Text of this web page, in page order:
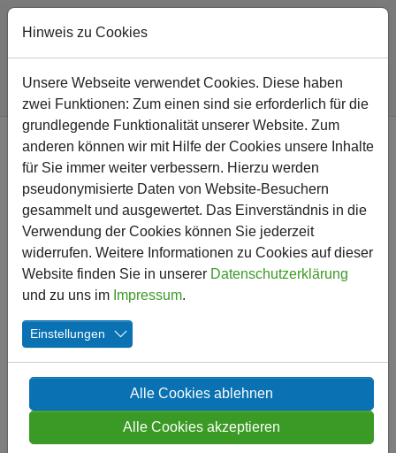
Zum Hauptinhalt springen
Sie sind hier:
Friedrich-Ebert-Schule Lernen und Leben
Projekte
Feuerwehrbesuch
Das Thema Feuer mit dem Besuch
der Feuerwehr Kamen
Wenn ich groß bin, arbeite ich bei der
Feuerwehr! Mehrere Wochen arbeiten wir im 3.
Hinweis zu Cookies
Unsere Webseite verwendet Cookies. Diese haben
zwei Funktionen: Zum einen sind sie erforderlich für die
grundlegende Funktionalität unserer Website. Zum
anderen können wir mit Hilfe der Cookies unsere Inhalte
für Sie immer weiter verbessern. Hierzu werden
pseudonymisierte Daten von Website-Besuchern
gesammelt und ausgewertet. Das Einverständnis in die
Verwendung der Cookies können Sie jederzeit
widerrufen. Weitere Informationen zu Cookies auf dieser
Website finden Sie in unserer Datenschutzerklärung
und zu uns im Impressum.
Einstellungen
Alle Cookies ablehnen
Alle Cookies akzeptieren